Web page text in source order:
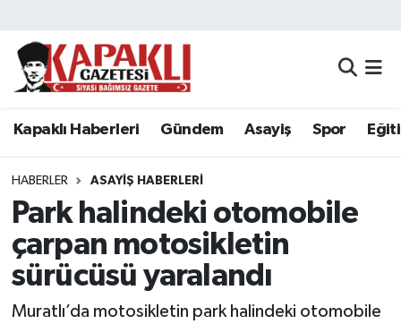
Kapaklı Haberleri Gündem Asayiş Spor
HABERLER ASAYIŞ HABERLERI
Park halindeki otomobile
çarpan motosikletin
sürücüsü yaralandı
Muratlı’da motosikletin park halindeki otomobile
Kapaklı Haberleri
Asayiş
Spor
Eğitim
Tekirdağ Nöbetçi Eczaneler
Tekirdağ Namaz Vakitleri
Tekirdağ Trafik Yoğunluk Haritası
Süper Lig Puan Durumu ve Fikstür
Tüm Manşetler